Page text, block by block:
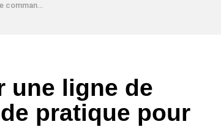
pour débutants
une ligne de
pratique pour